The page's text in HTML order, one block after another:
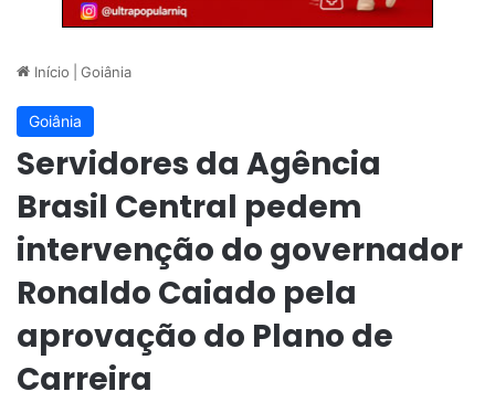
Início Goiânia
Goiânia
Servidores da Agência
Brasil Central pedem
intervenção do governador
Ronaldo Caiado pela
aprovação do Plano de
Carreira